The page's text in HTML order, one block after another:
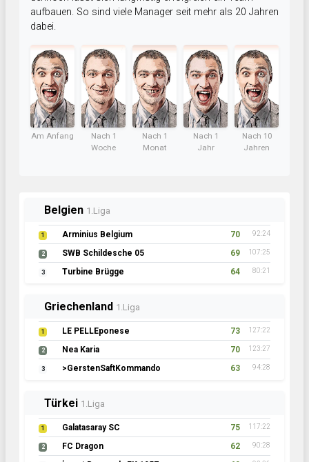
aufbauen. So sind viele Manager seit mehr als 20 Jahren
dabei.
Am Anfang
Nach 1
Woche
Nach 1
Monat
Nach 1
Jahr
Nach 10
Jahren
Belgien 1.Liga
1 Arminius Belgium 70 92:24
2 SWB Schildesche 05 69 107:25
3 Turbine Brügge 64 80:21
Griechenland 1.Liga
1 LE PELLEponese 73 127:22
2 Nea Karia 70 123:27
3 >GerstenSaftKommando 63 94:28
Türkei 1.Liga
1 Galatasaray SC 75 117:22
2 FC Dragon 62 90:28